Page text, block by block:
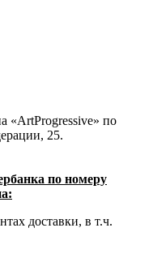
«ArtProgressive» по
25.
по номеру
доставки, в т.ч.